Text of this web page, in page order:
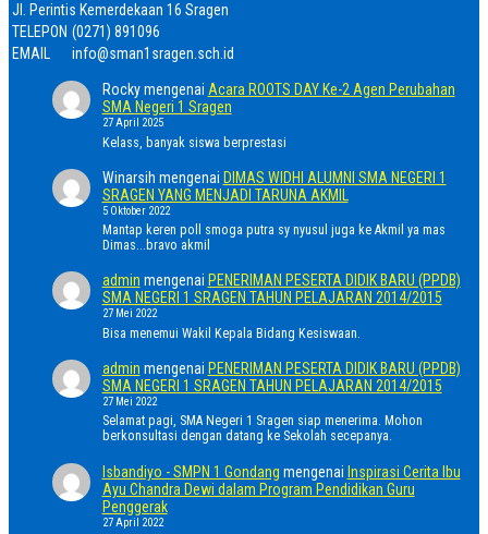
Jl. Perintis Kemerdekaan 16 Sragen
TELEPON (0271) 891096
EMAIL
info@sman1sragen.sch.id
Rockymengenai Acara ROOTS DAY Ke-2 Agen Perubahan
SMA Negeri 1 Sragen
27 April 2025
Kelass, banyak siswa berprestasi
Winarsih mengenai DIMAS WIDHI ALUMNI SMA NEGERI 1
SRAGEN YANG MENJADI TARUNA AKMIL
5 Oktober 2022
Mantap keren poll smoga putra sy nyusul juga ke Akmil ya mas
Dimas...bravo akmil
admin mengenai PENERIMAN PESERTA DIDIK BARU (PPDB)
SMA NEGERI 1 SRAGEN TAHUN PELAJARAN 2014/2015
27 Mei 2022
Bisa menemui Wakil Kepala Bidang Kesiswaan.
admin mengenai PENERIMAN PESERTA DIDIK BARU (PPDB)
SMA NEGERI 1 SRAGEN TAHUN PELAJARAN 2014/2015
27 Mei 2022
Selamat pagi, SMA Negeri 1 Sragen siap menerima. Mohon
berkonsultasi dengan datang ke Sekolah secepanya.
Isbandiyo - SMPN 1 Gondang mengenai Inspirasi Cerita Ibu
Ayu Chandra Dewi dalam Program Pendidikan Guru
Penggerak
27 April 2022